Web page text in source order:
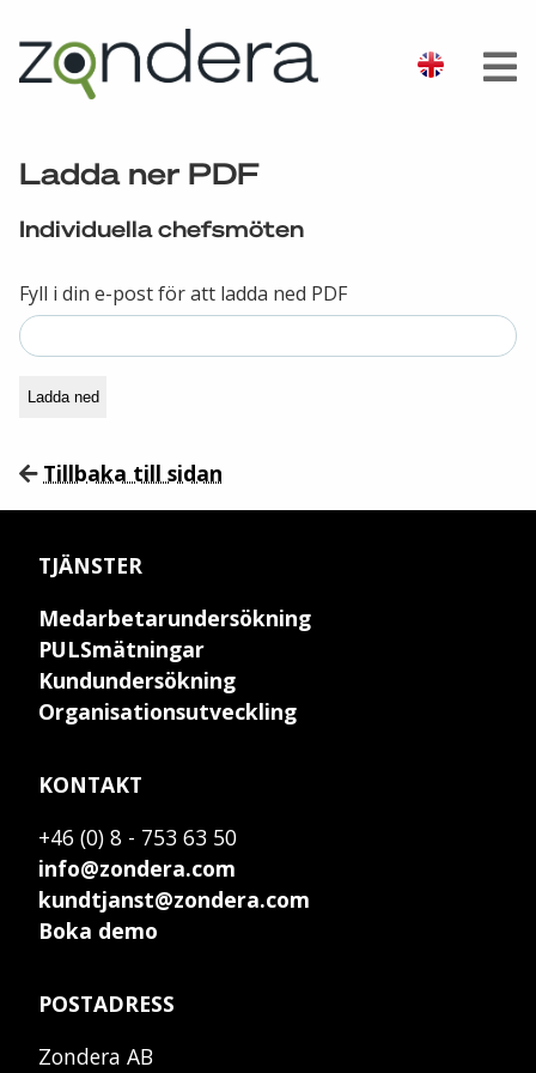
Ladda ner PDF
Individuella chefsmöten
Fyll i din e-post för att ladda ned PDF
Ladda ned
Tillbaka till sidan
TJÄNSTER
Medarbetarundersökning
PULSmätningar
Kundundersökning
Organisationsutveckling
KONTAKT
+46 (0) 8 - 753 63 50
info@zondera.com
kundtjanst@zondera.com
Boka demo
POSTADRESS
Zondera AB